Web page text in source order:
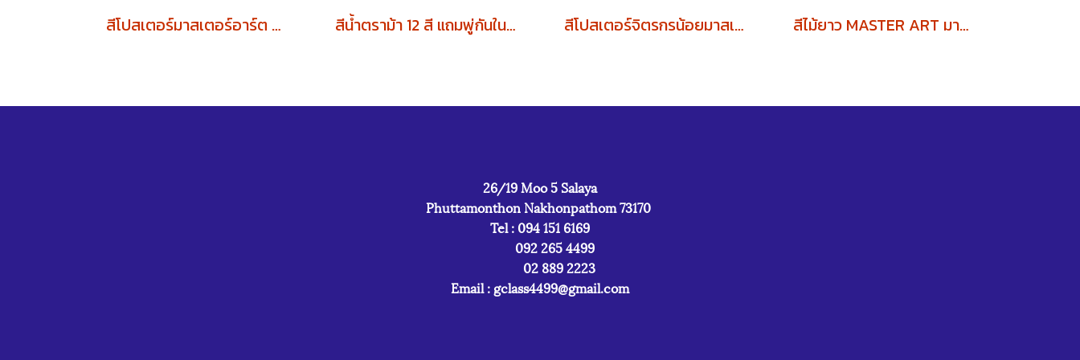
สีโปสเตอร์มาสเตอร์อาร์ต 20 cc (1โหล) สีน้ำตราม้า 12 สี แถมพู่กันในกล่อง (1โหล) สีโปสเตอร์จิตรกรน้อยมาสเตอร์อาร์ต 6สี (1โหล) สีไม้ยาว MASTER ART มาสเตอร์อาร์ต 12สี
26/19 Moo 5 Salaya
Phuttamonthon Nakhonpathom 73170
Tel : 094 151 6169
092 265 4499
02 889 2223
Email : gclass4499@gmail.com